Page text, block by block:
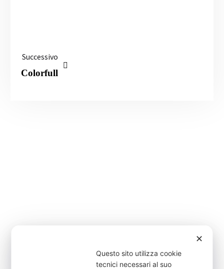
Successivo
Colorfull
✕
Questo sito utilizza cookie
tecnici necessari al suo